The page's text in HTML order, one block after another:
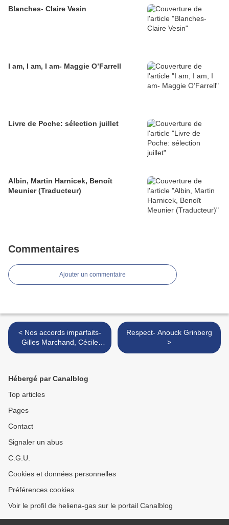
Blanches- Claire Vesin
I am, I am, I am- Maggie O’Farrell
Livre de Poche: sélection juillet
Albin, Martin Harnicek, Benoît
Meunier (Traducteur)
Commentaires
Ajouter un commentaire
< Nos accords imparfaits-
Gilles Marchand, Cécile
Dupuis
Respect- Anouck Grinberg
>
Hébergé par Canalblog
Top articles
Pages
Contact
Signaler un abus
C.G.U.
Cookies et données personnelles
Préférences cookies
Voir le profil de heliena-gas sur le portail Canalblog